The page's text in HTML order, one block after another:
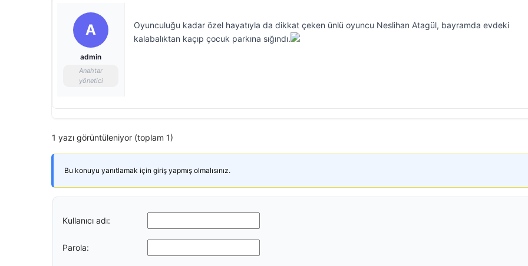
A
admin
Anahtar
yönetici
Oyunculuğu kadar özel hayatıyla da dikkat çeken ünlü oyuncu Neslihan Atagül, bayramda evdeki
kalabalıktan kaçıp çocuk parkına sığındı.
1 yazı görüntüleniyor (toplam 1)
Bu konuyu yanıtlamak için giriş yapmış olmalısınız.
Kullanıcı adı:
Parola: